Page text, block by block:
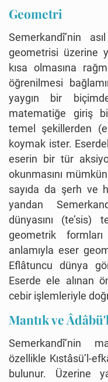
Geometri
Semerkandî’nin
geometrisi üzerine
kısa olmasına
öğrenilmesi
yaygın bir
matematiğe giriş
temel şekillerden
koymak ister.
eserin bir tür
okunmasını
sayıda da şerh ve
yandan
dünyasını
geometrik
anlamıyla eser
Eflâtuncu dünya
Eserde ele alınan
cebir işlemleriyle
Mantık ve
Semerkandî’nin
özellikle Kıstâsü’l-
bulunur. Üzerine